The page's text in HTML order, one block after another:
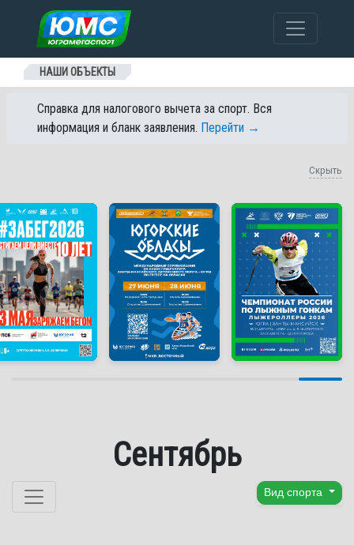
Перейти к содержанию
НАШИ ОБЪЕКТЫ
Справка для налогового вычета за спорт. Вся
информация и бланк заявления. Перейти →
Скрыть
Сентябрь
Перейти к содержанию Вид спорта